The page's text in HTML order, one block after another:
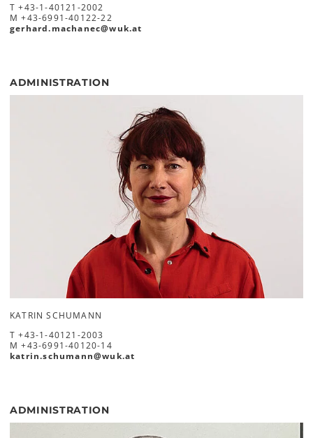
T+43-1-40121-2002
M+43-6991-40122-22
gerhard.machanec@wuk.at
ADMINISTRATION
KATRIN SCHUMANN
T+43-1-40121-2003
M+43-6991-40120-14
katrin.schumann@wuk.at
ADMINISTRATION